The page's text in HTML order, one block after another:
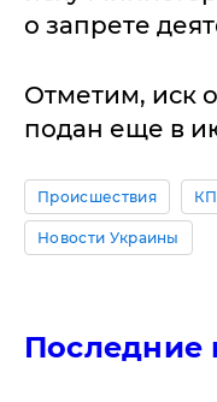
о запрете
Отметим, иск
подан еще в
Происшествия
Новости Украины
Последние